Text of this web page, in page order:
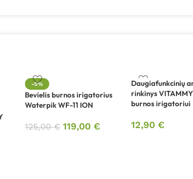
-5%
Bevielis burnos irigatorius
Waterpik WF-11 ION
125,00€ 119,00€
Daugiafunkcinių
rinkinys
burnos irigatoriui
12,90 €